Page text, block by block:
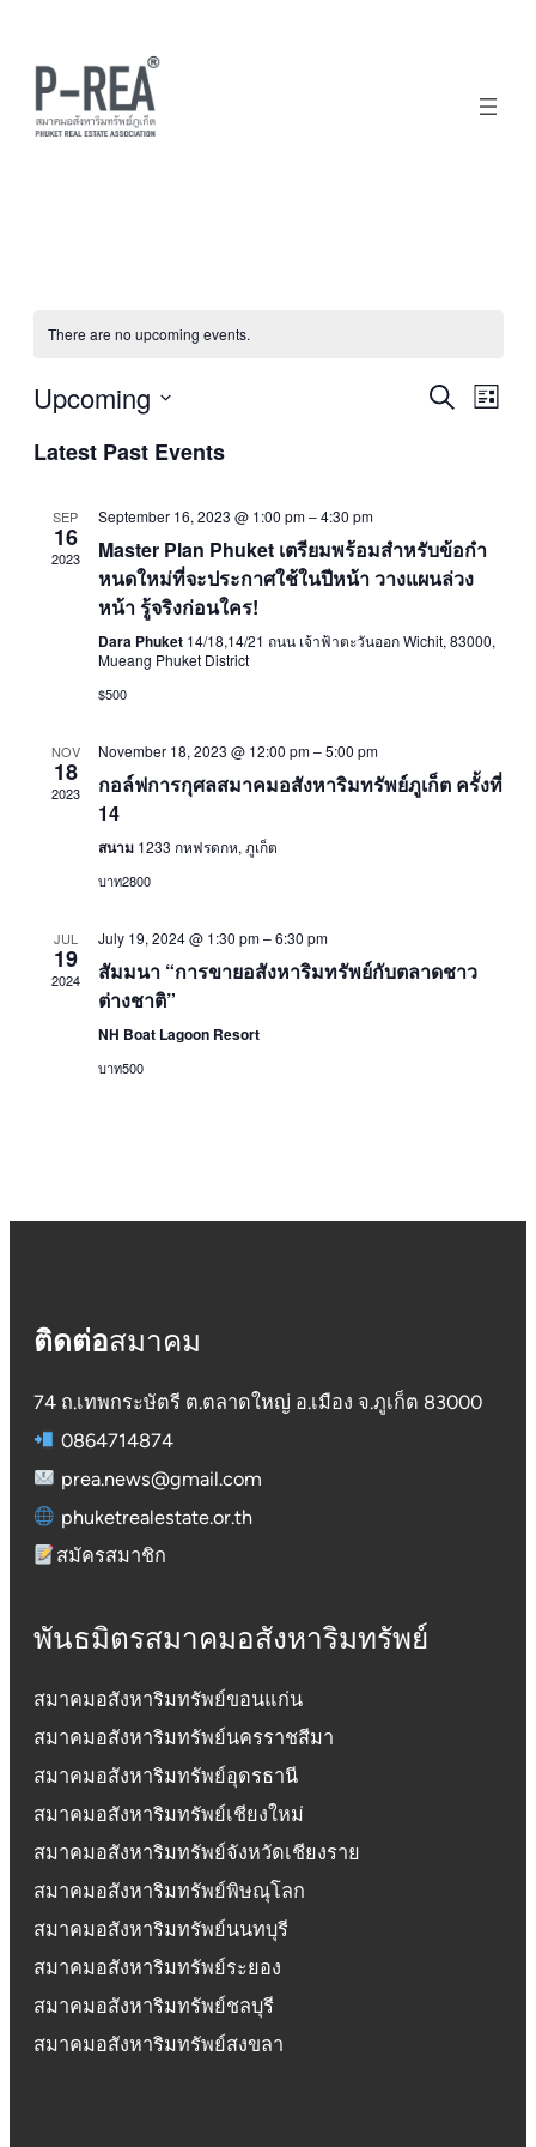
There are no upcoming events.
Events
Views
Search
List
Upcoming
date.
Latest Past Events
SEP
16
2023
September 16, 2023 @ 1:00 pm–4:30 pm
Master Plan Phuket เตรียมพร้อมสําหรับข้อกํา
หนดใหม่ที่จะประกาศใช้ในปีหน้า วางแผนล่วง
หน้า รู้จริงก่อนใคร!
Dara Phuket 14/18,14/21 ถนน เจ้าฟ้าตะวันออก Wichit, 83000,
Mueang Phuket District
$500
NOV
18
2023
November 18, 2023 @ 12:00 pm–5:00 pm
กอล์ฟการกุศลสมาคมอสังหาริมทรัพย์ภูเก็ต ครั้งที่
14
สนาม 1233 กหฟรดกห, ภูเก็ต
บาท2800
JUL
19
2024
July 19, 2024 @ 1:30 pm–6:30 pm
สัมมนา “การขายอสังหาริมทรัพย์กับตลาดชาว
ต่างชาติ”
NH Boat Lagoon Resort
บาท500
ติดต่อสมาคม
74 ถ.เทพกระษัตรี ต.ตลาดใหญ่ อ.เมือง จ.ภูเก็ต 83000
0864714874
prea.news@gmail.com
phuketrealestate.or.th
สมัครสมาชิก
พันธมิตรสมาคมอสังหาริมทรัพย์
สมาคมอสังหาริมทรัพย์ขอนแก่น
สมาคมอสังหาริมทรัพย์นครราชสีมา
สมาคมอสังหาริมทรัพย์อุดรธานี
สมาคมอสังหาริมทรัพย์เชียงใหม่
สมาคมอสังหาริมทรัพย์จังหวัดเชียงราย
สมาคมอสังหาริมทรัพย์พิษณุโลก
สมาคมอสังหาริมทรัพย์นนทบุรี
สมาคมอสังหาริมทรัพย์ระยอง
สมาคมอสังหาริมทรัพย์ชลบุรี
สมาคมอสังหาริมทรัพย์สงขลา